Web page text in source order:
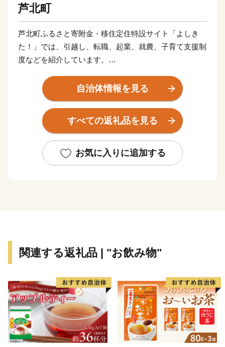
芦北町
芦北町ふるさと寄附金・移住定住特設サイト「よしき
た！」では、引越し、転職、起業、就農、子育て支援制
度などを紹介しています。
『芦北 よしきた』でクリック！
自治体情報を見る
すべての返礼品を見る
お気に入りに追加する
関連する返礼品 | "お飲み物"